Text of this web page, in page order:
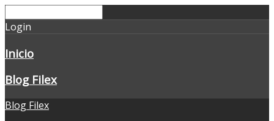
Login
Inicio
Blog Filex
Blog Filex